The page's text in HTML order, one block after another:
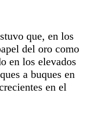
que, en los
del oro como
en los elevados
a buques en
en el